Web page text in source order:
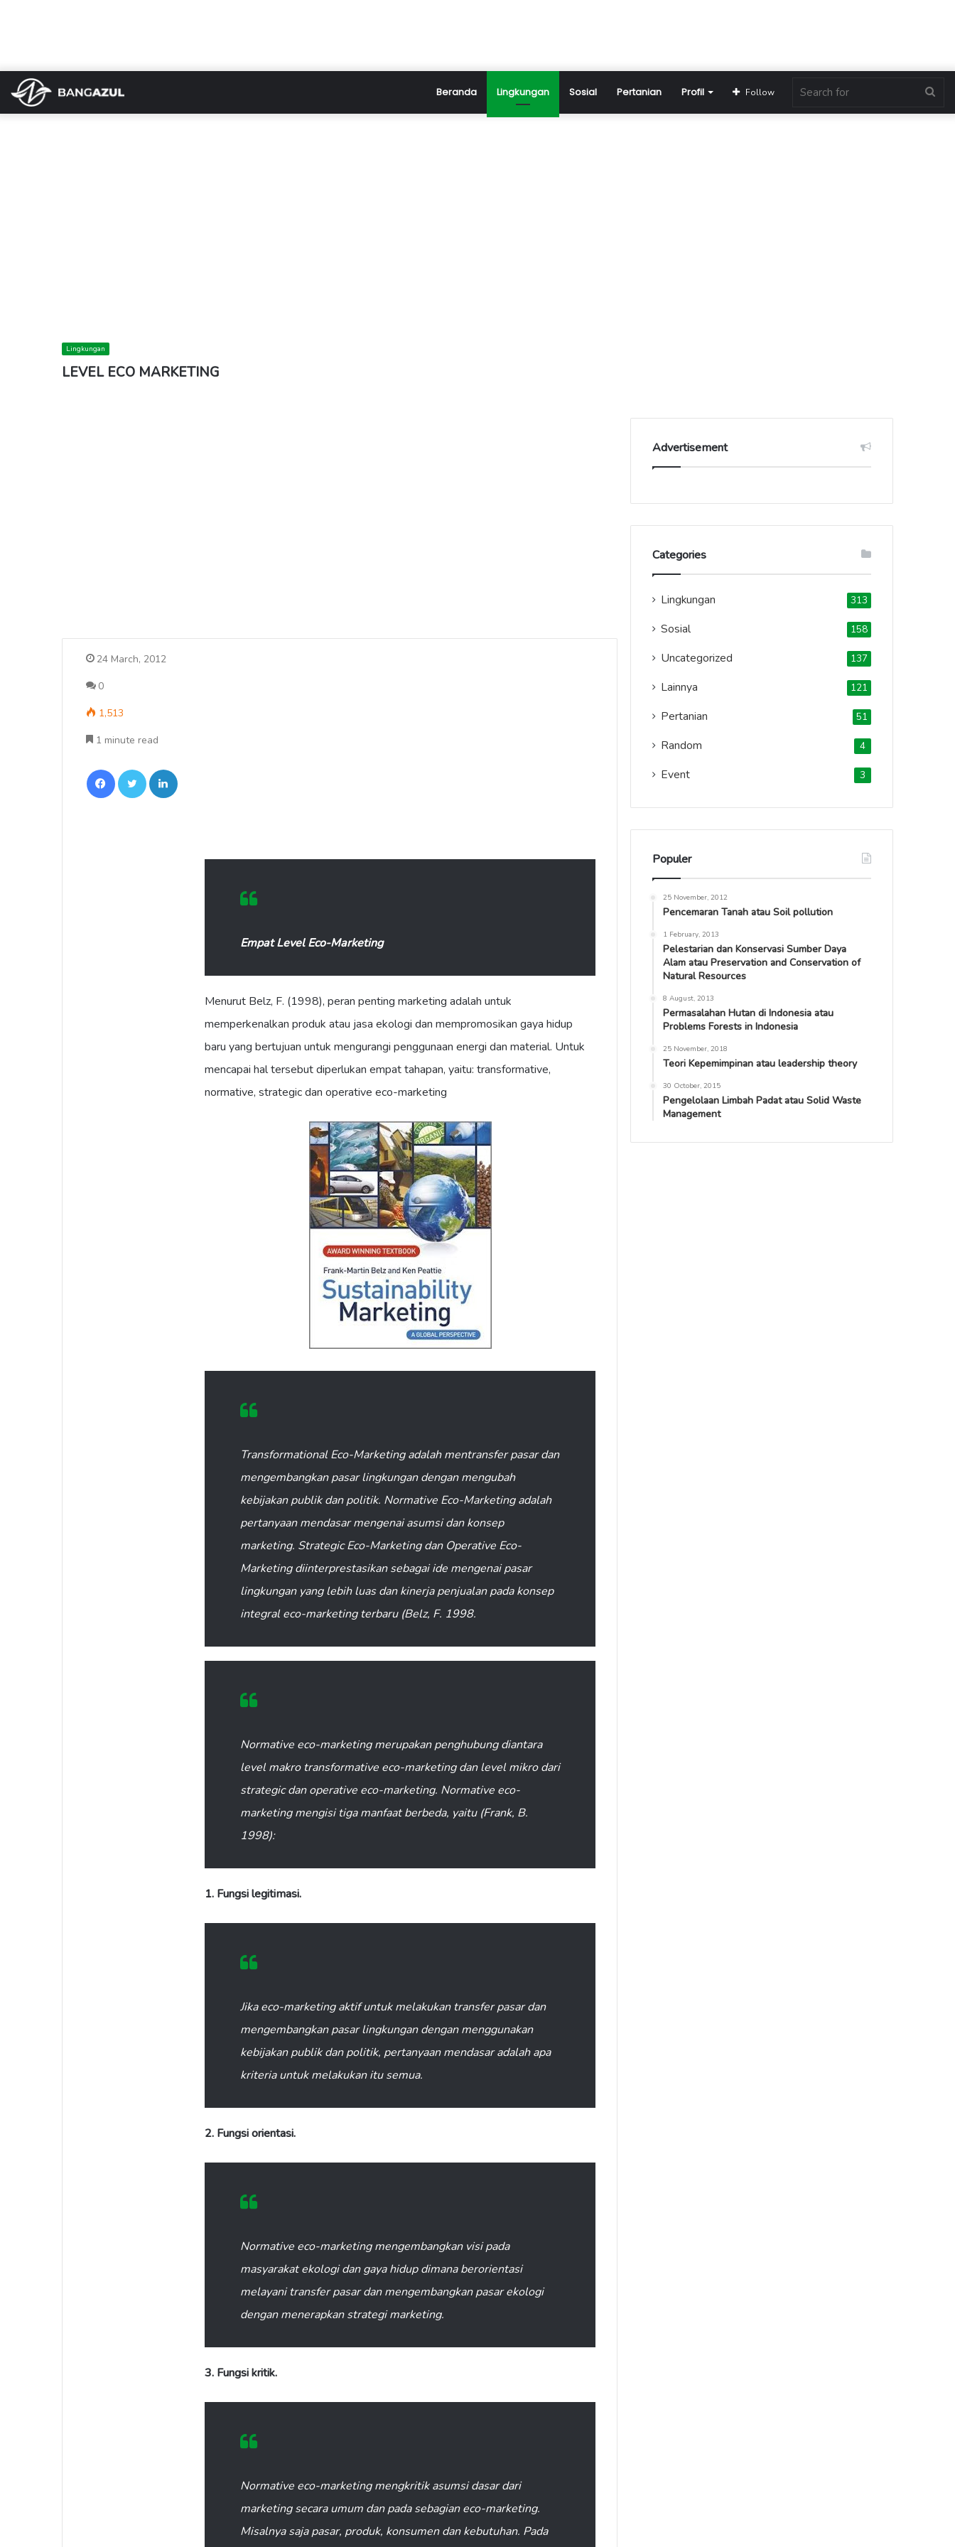
Beranda Lingkungan Sosial Pertanian Profil Follow
Lingkungan
LEVEL ECO MARKETING
Empat Level Eco-Marketing
Menurut Belz, F. (1998), peran penting marketing adalah untuk
memperkenalkan produk atau jasa ekologi dan mempromosikan gaya hidup
baru yang bertujuan untuk mengurangi penggunaan energi dan material. Untuk
mencapai hal tersebut diperlukan empat tahapan, yaitu: transformative,
normative, strategic dan operative eco-marketing
Transformational Eco-Marketing adalah mentransfer pasar dan
mengembangkan pasar lingkungan dengan mengubah
kebijakan publik dan politik. Normative Eco-Marketing adalah
pertanyaan mendasar mengenai asumsi dan konsep
marketing. Strategic Eco-Marketing dan Operative Eco-
Marketing diinterprestasikan sebagai ide mengenai pasar
lingkungan yang lebih luas dan kinerja penjualan pada konsep
integral eco-marketing terbaru (Belz, F. 1998.
Normative eco-marketing merupakan penghubung diantara
level makro transformative eco-marketing dan level mikro dari
strategic dan operative eco-marketing. Normative eco-
marketing mengisi tiga manfaat berbeda, yaitu (Frank, B.
1998):
1. Fungsi legitimasi.
Jika eco-marketing aktif untuk melakukan transfer pasar dan
mengembangkan pasar lingkungan dengan menggunakan
kebijakan publik dan politik, pertanyaan mendasar adalah apa
kriteria untuk melakukan itu semua.
2. Fungsi orientasi.
Normative eco-marketing mengembangkan visi pada
masyarakat ekologi dan gaya hidup dimana berorientasi
melayani transfer pasar dan mengembangkan pasar ekologi
dengan menerapkan strategi marketing.
3. Fungsi kritik.
Normative eco-marketing mengkritik asumsi dasar dari
marketing secara umum dan pada sebagian eco-marketing.
Misalnya saja pasar, produk, konsumen dan kebutuhan. Pada
24 March, 2012
0
1,513
1 minute read
Advertisement
Categories
Lingkungan 313
Sosial 158
Uncategorized 137
Lainnya 121
Pertanian 51
Random 4
Event 3
Populer
25 November, 2012
Pencemaran Tanah atau Soil pollution
1 February, 2013
Pelestarian dan Konservasi Sumber Daya
Alam atau Preservation and Conservation of
Natural Resources
8 August, 2013
Permasalahan Hutan di Indonesia atau
Problems Forests in Indonesia
25 November, 2018
Teori Kepemimpinan atau leadership theory
30 October, 2015
Pengelolaan Limbah Padat atau Solid Waste
Management